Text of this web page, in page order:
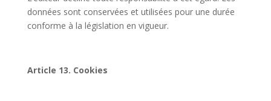
données sont conservées et utilisées pour une durée
conforme à la législation en vigueur.
Article 13. Cookies